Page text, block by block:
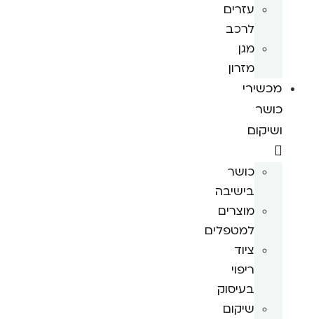
עזרים
לרכב
מגן
מזרון
מכשירי
כושר
ושיקום
כושר
בישיבה
מוצרים
למטפלים
ציוד
ריפוי
בעיסוק
שיקום